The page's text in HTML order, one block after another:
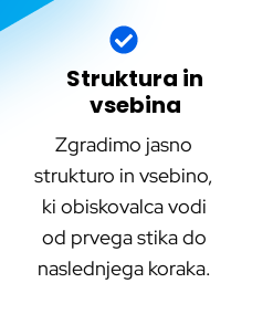
Struktura in
vsebina
Zgradimo jasno
strukturo in vsebino,
ki obiskovalca vodi
od prvega stika do
naslednjega koraka.